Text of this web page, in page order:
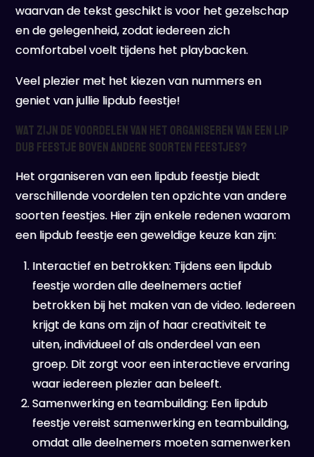
waarvan de tekst geschikt is voor het gezelschap
en de gelegenheid, zodat iedereen zich
comfortabel voelt tijdens het playbacken.
Veel plezier met het kiezen van nummers en
geniet van jullie lipdub feestje!
Wat zijn de voordelen van het organiseren van een lip
dub feestje boven andere soorten feestjes?
Het organiseren van een lipdub feestje biedt
verschillende voordelen ten opzichte van andere
soorten feestjes. Hier zijn enkele redenen waarom
een lipdub feestje een geweldige keuze kan zijn:
Interactief en betrokken: Tijdens een lipdub
feestje worden alle deelnemers actief
betrokken bij het maken van de video. Iedereen
krijgt de kans om zijn of haar creativiteit te
uiten, individueel of als onderdeel van een
groep. Dit zorgt voor een interactieve ervaring
waar iedereen plezier aan beleeft.
Samenwerking en teambuilding: Een lipdub
feestje vereist samenwerking en teambuilding,
omdat alle deelnemers moeten samenwerken